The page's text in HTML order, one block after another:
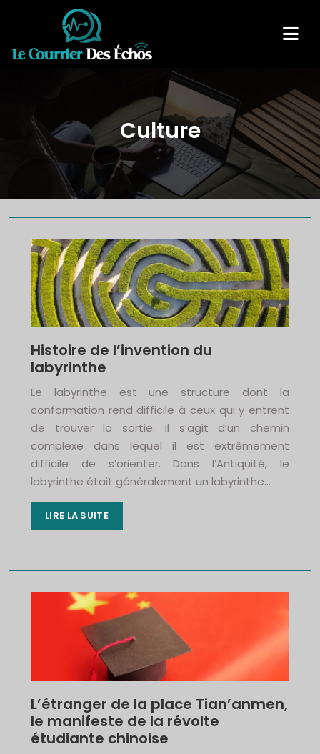
Culture
Histoire de l’invention du
labyrinthe
Le labyrinthe est une structure dont la
conformation rend difficile à ceux qui y entrent
de trouver la sortie. Il s’agit d’un chemin
complexe dans lequel il est extrêmement
difficile de s’orienter. Dans l’Antiquité, le
labyrinthe était généralement un labyrinthe…
LIRE LA SUITE
L’étranger de la place Tian’anmen,
le manifeste de la révolte
étudiante chinoise